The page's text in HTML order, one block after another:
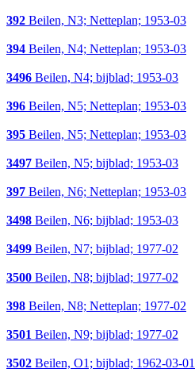
392 Beilen, N3; Netteplan; 1953-03
394 Beilen, N4; Netteplan; 1953-03
3496 Beilen, N4; bijblad; 1953-03
396 Beilen, N5; Netteplan; 1953-03
395 Beilen, N5; Netteplan; 1953-03
3497 Beilen, N5; bijblad; 1953-03
397 Beilen, N6; Netteplan; 1953-03
3498 Beilen, N6; bijblad; 1953-03
3499 Beilen, N7; bijblad; 1977-02
3500 Beilen, N8; bijblad; 1977-02
398 Beilen, N8; Netteplan; 1977-02
3501 Beilen, N9; bijblad; 1977-02
3502 Beilen, O1; bijblad; 1962-03-01